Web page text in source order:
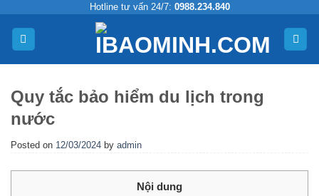
content
Hotline tư vấn 24/7: 0988.234.840
Quy tắc bảo hiểm du lịch trong
nước
Posted on 12/03/2024 by admin
Nội dung